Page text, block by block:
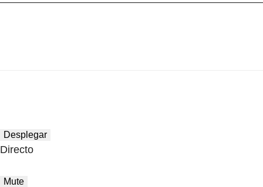
Desplegar
Directo
Mute